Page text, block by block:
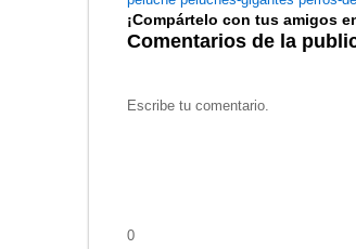
¡Compártelo con tus amigos
Comentarios de la
0